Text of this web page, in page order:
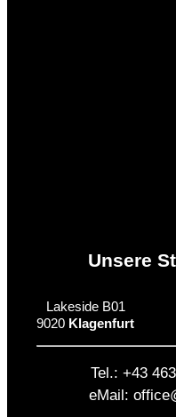
Unsere
Lakeside B01
9020 Klagenfurt
Tel.: +43
eMail: